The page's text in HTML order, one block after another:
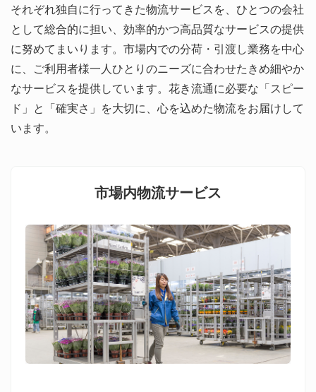
それぞれ独自に行ってきた物流サービスを、ひとつの会社
として総合的に担い、効率的かつ高品質なサービスの提供
に努めてまいります。市場内での分荷・引渡し業務を中心
に、ご利用者様一人ひとりのニーズに合わせたきめ細やか
なサービスを提供しています。花き流通に必要な「スピー
ド」と「確実さ」を大切に、心を込めた物流をお届けして
います。
市場内物流サービス